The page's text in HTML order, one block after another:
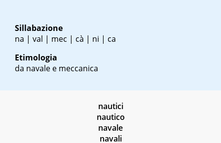
Sillabazione
na | val | mec | cà | ni | ca
Etimologia
da navale e meccanica
nautici
nautico
navale
navali